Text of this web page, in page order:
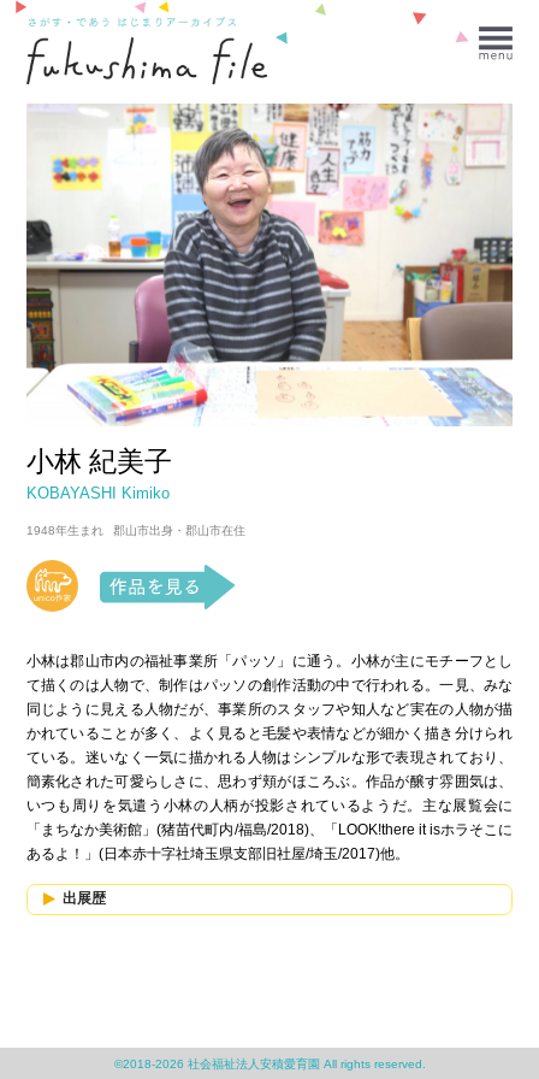
小林 紀美子
KOBAYASHI Kimiko
1948年生まれ 郡山市出身・郡山市在住
小林は郡山市内の福祉事業所「パッソ」に通う。小林が主にモチーフとし
て描くのは人物で、制作はパッソの創作活動の中で行われる。一見、みな
同じように見える人物だが、事業所のスタッフや知人など実在の人物が描
かれていることが多く、よく見ると毛髪や表情などが細かく描き分けられ
ている。迷いなく一気に描かれる人物はシンプルな形で表現されており、
簡素化された可愛らしさに、思わず頬がほころぶ。作品が醸す雰囲気は、
いつも周りを気遣う小林の人柄が投影されているようだ。主な展覧会に
「まちなか美術館」(猪苗代町内/福島/2018)、「LOOK!there it isホラそこに
あるよ！」(日本赤十字社埼玉県支部旧社屋/埼玉/2017)他。
出展歴
©2018-2026 社会福祉法人安積愛育園 All rights reserved.